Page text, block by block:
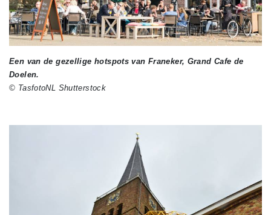
Een van de gezellige hotspots van Franeker, Grand Cafe de
Doelen.
© TasfotoNL Shutterstock